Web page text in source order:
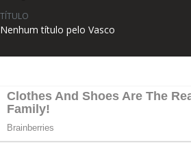
TÍTULO
Nenhum título pelo Vasco